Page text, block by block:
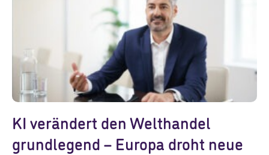
KI verändert den Welthandel
grundlegend – Europa droht neue